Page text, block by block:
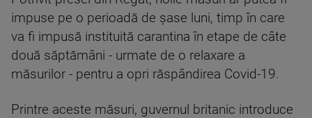
impuse pe o perioadă de șase luni, timp în care
va fi impusă instituită carantina în etape de câte
două săptămâni - urmate de o relaxare a
măsurilor - pentru a opri răspândirea Covid-19.
Printre aceste măsuri, guvernul britanic introduce